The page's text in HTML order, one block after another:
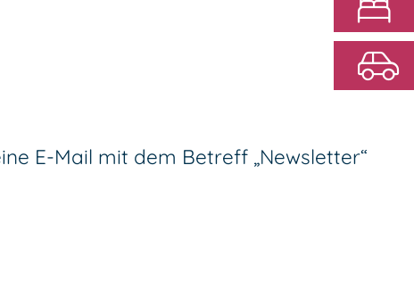
E-Mail mit dem Betreff „Newsletter“